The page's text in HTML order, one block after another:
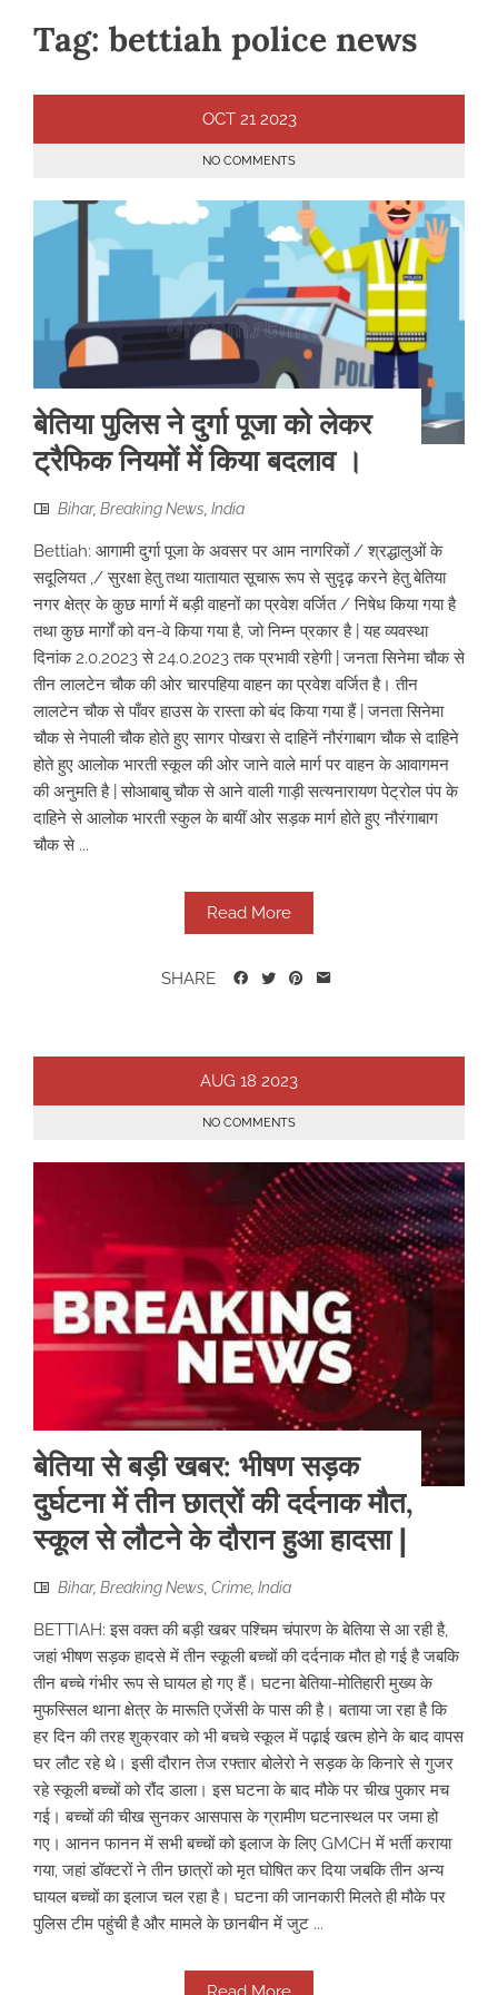
Tag:bettiah police news
OCT 21 2023
NO COMMENTS
बेतिया पुलिस ने दुर्गा पूजा को लेकर
ट्रैफिक नियमों में किया बदलाव ।
Bihar, Breaking News, India
Bettiah: आगामी दुर्गा पूजा के अवसर पर आम नागरिकों / श्रद्धालुओं के
सदूलियत ,/ सुरक्षा हेतु तथा यातायात सूचारू रूप से सुदृढ़ करने हेतु बेतिया
नगर क्षेत्र के कुछ मार्गा में बड़ी वाहनों का प्रवेश वर्जित / निषेध किया गया है
तथा कुछ मार्गों को वन-वे किया गया है, जो निम्न प्रकार है | यह व्यवस्था
दिनांक 2.0.2023 से 24.0.2023 तक प्रभावी रहेगी | जनता सिनेमा चौक से
तीन लालटेन चौक की ओर चारपहिया वाहन का प्रवेश वर्जित है। तीन
लालटेन चौक से पाँवर हाउस के रास्ता को बंद किया गया हैं | जनता सिनेमा
चौक से नेपाली चौक होते हुए सागर पोखरा से दाहिनें नौरंगाबाग चौक से दाहिने
होते हुए आलोक भारती स्कूल की ओर जाने वाले मार्ग पर वाहन के आवागमन
की अनुमति है | सोआबाबु चौक से आने वाली गाड़ी सत्यनारायण पेट्रोल पंप के
दाहिने से आलोक भारती स्कुल के बायीं ओर सड़क मार्ग होते हुए नौरंगाबाग
चौक से ...
Read More
SHARE
AUG 18 2023
NO COMMENTS
बेतिया से बड़ी खबर: भीषण सड़क
दुर्घटना में तीन छात्रों की दर्दनाक मौत,
स्कूल से लौटने के दौरान हुआ हादसा |
Bihar, Breaking News, Crime, India
BETTIAH: इस वक्त की बड़ी खबर पश्चिम चंपारण के बेतिया से आ रही है,
जहां भीषण सड़क हादसे में तीन स्कूली बच्चों की दर्दनाक मौत हो गई है जबकि
तीन बच्चे गंभीर रूप से घायल हो गए हैं। घटना बेतिया-मोतिहारी मुख्य के
मुफस्सिल थाना क्षेत्र के मारूति एजेंसी के पास की है। बताया जा रहा है कि
हर दिन की तरह शुक्रवार को भी बचचे स्कूल में पढ़ाई खत्म होने के बाद वापस
घर लौट रहे थे। इसी दौरान तेज रफ्तार बोलेरो ने सड़क के किनारे से गुजर
रहे स्कूली बच्चों को रौंद डाला। इस घटना के बाद मौके पर चीख पुकार मच
गई। बच्चों की चीख सुनकर आसपास के ग्रामीण घटनास्थल पर जमा हो
गए। आनन फानन में सभी बच्चों को इलाज के लिए GMCH में भर्ती कराया
गया, जहां डॉक्टरों ने तीन छात्रों को मृत घोषित कर दिया जबकि तीन अन्य
घायल बच्चों का इलाज चल रहा है। घटना की जानकारी मिलते ही मौके पर
पुलिस टीम पहुंची है और मामले के छानबीन में जुट ...